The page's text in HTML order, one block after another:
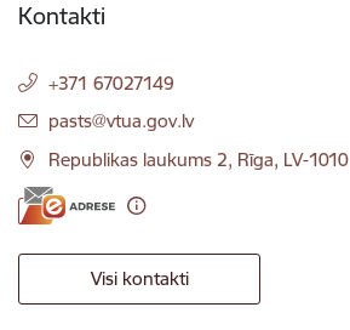
Kontakti
+371 67027149
E-pasts:
pasts@vtua.gov.lv
Republikas laukums 2, Rīga, LV-1010
Visi kontakti